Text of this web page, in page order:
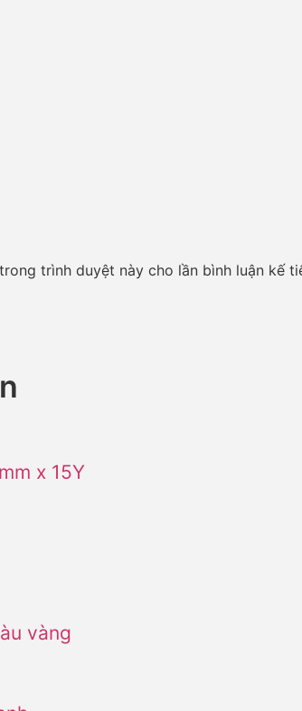
trình duyệt này cho lần bình luận kế
x 15Y
vàng